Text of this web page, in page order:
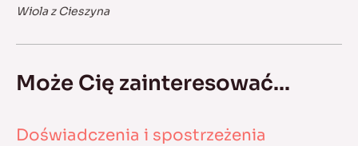
Wiola z Cieszyna
Może Cię zainteresować...
Doświadczenia i spostrzeżenia